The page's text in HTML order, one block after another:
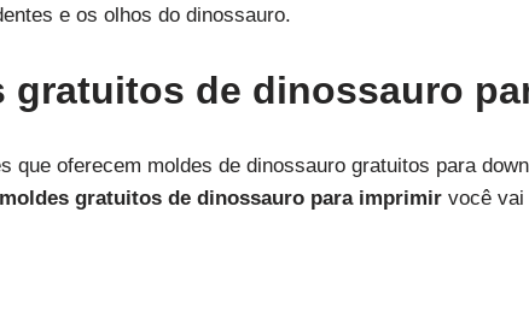
e os olhos do dinossauro.
gratuitos de dinossauro
que oferecem moldes de dinossauro gratuitos para
moldes gratuitos de dinossauro para imprimirvocê vai